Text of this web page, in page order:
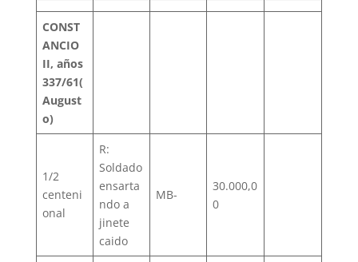
CONST
ANCIO
II, años
337/61(
August
o)
1/2
centeni
onal
R:
Soldado
ensarta
ndo a
jinete
caido
MB-
30.000,0
0